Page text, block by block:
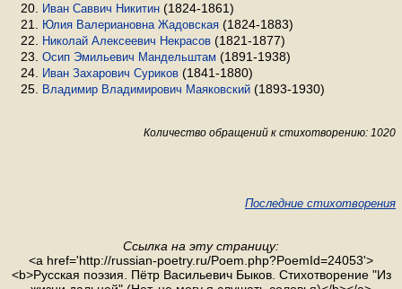
Иван Саввич Никитин (1824-1861)
Юлия Валериановна Жадовская (1824-1883)
Николай Алексеевич Некрасов (1821-1877)
Осип Эмильевич Мандельштам (1891-1938)
Иван Захарович Суриков (1841-1880)
Владимир Владимирович Маяковский (1893-1930)
Количество обращений к стихотворению: 1020
Последние стихотворения
Ссылка на эту страницу:
<a href='http://russian-poetry.ru/Poem.php?PoemId=24053'>
<b>Русская поэзия. Пётр Васильевич Быков. Стихотворение "Из